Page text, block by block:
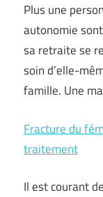
Plus une
autonomie
sa retraite se
soin d’elle-
famille. Une
Fracture du
traitement
Il est courant